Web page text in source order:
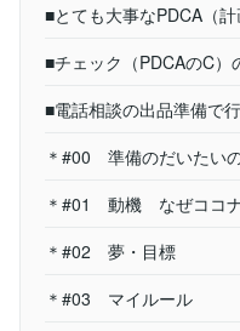
■とても大事なPDCA（計
■チェック（PDCAのC）
■電話相談の出品準備で
＊#00 準備のだいたい
＊#01 動機 なぜココナ
＊#02 夢・目標
＊#03 マイルール